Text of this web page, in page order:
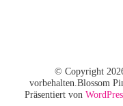
© Copyright
vorbehalten.Blossom
Präsentiert von